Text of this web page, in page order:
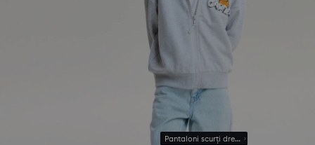
Pantaloni scurți drepți din denim cu